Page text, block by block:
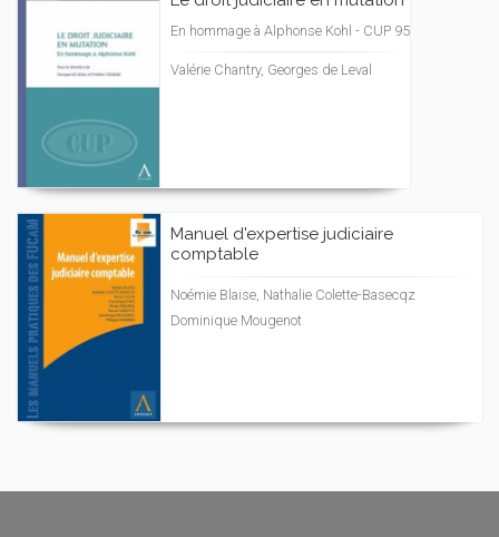
En hommage à Alphonse Kohl - CUP 95
Valérie Chantry, Georges de Leval
Manuel d'expertise judiciaire
comptable
Noémie Blaise, Nathalie Colette-Basecqz
Dominique Mougenot